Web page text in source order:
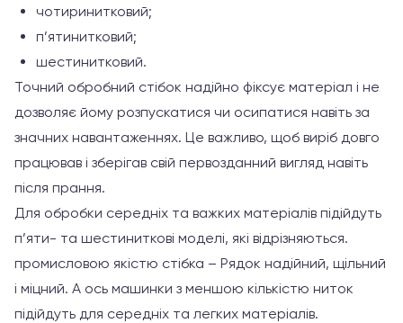
чотиринитковий;
п’ятинитковий;
шестинитковий.
Точний обробний стібок надійно фіксує матеріал і не
дозволяє йому розпускатися чи осипатися навіть за
значних навантаженнях. Це важливо, щоб виріб довго
працював і зберігав свій первозданний вигляд навіть
після прання.
Для обробки середніх та важких матеріалів підійдуть
п’яти- та шестиниткові моделі, які відрізняються.
промисловою якістю стібка – Рядок надійний, щільний
і міцний. А ось машинки з меншою кількістю ниток
підійдуть для середніх та легких матеріалів.